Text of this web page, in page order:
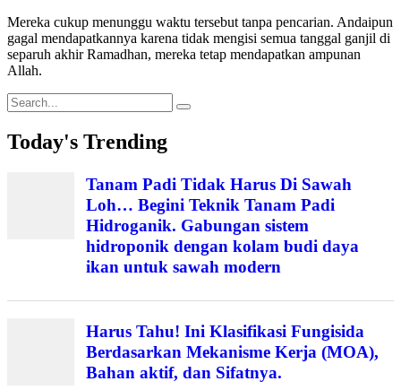
Mereka cukup menunggu waktu tersebut tanpa pencarian. Andaipun
gagal mendapatkannya karena tidak mengisi semua tanggal ganjil di
separuh akhir Ramadhan, mereka tetap mendapatkan ampunan
Allah.
Search
for:
Today's Trending
Tanam Padi Tidak Harus Di Sawah
Loh… Begini Teknik Tanam Padi
Hidroganik. Gabungan sistem
hidroponik dengan kolam budi daya
ikan untuk sawah modern
Harus Tahu! Ini Klasifikasi Fungisida
Berdasarkan Mekanisme Kerja (MOA),
Bahan aktif, dan Sifatnya.